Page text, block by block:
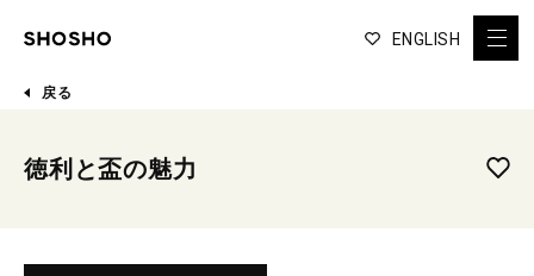
ENGLISH
戻る
徳利と盃の魅力